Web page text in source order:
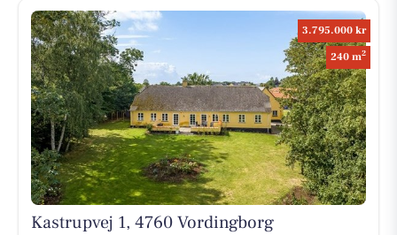
3.795.000 kr
240 m2
Kastrupvej 1, 4760 Vordingborg